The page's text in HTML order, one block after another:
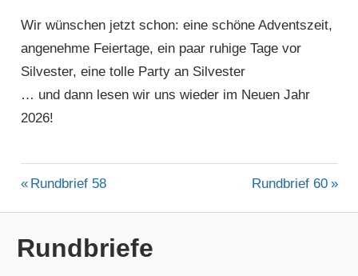
Wir wünschen jetzt schon: eine schöne Adventszeit,
angenehme Feiertage, ein paar ruhige Tage vor
Silvester, eine tolle Party an Silvester
… und dann lesen wir uns wieder im Neuen Jahr
2026!
ALLGEMEIN
Beitragsnavigation
Vorheriger
Rundbrief 58
Nächster
Rundbrief 60
Rundbriefe